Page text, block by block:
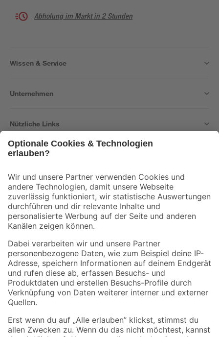
Abholung im Markt in 2 Stunden
Wissen & Service
Unternehmen
Nützliche Links
Der toom Newsletter: Keine Angebote und Aktionen mehr verpassen!
Zur Newsletter Anmeldung
Folge uns
Zahlungsarten Versandarten
Sicher einkaufen